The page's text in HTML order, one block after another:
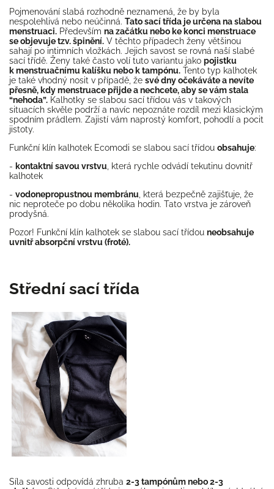
Pojmenování slabá rozhodně neznamená, že by byla
nespolehlivá nebo neúčinná. Tato sací třída je určena na slabou
menstruaci. Především na začátku nebo ke konci menstruace
se objevuje tzv. špinění. V těchto případech ženy většinou
sahají po intimních vložkách. Jejich savost se rovná naší slabé
sací třídě. Ženy také často volí tuto variantu jako pojistku
k menstruačnímu kalíšku nebo k tampónu. Tento typ kalhotek
je také vhodný nosit v případě, že své dny očekáváte a nevíte
přesně, kdy menstruace přijde a nechcete, aby se vám stala
“nehoda”. Kalhotky se slabou sací třídou vás v takových
situacích skvěle podrží a navíc nepoznáte rozdíl mezi klasickým
spodním prádlem. Zajistí vám naprostý komfort, pohodlí a pocit
jistoty.
Funkční klín kalhotek Ecomodi se slabou sací třídou obsahuje:
- kontaktní savou vrstvu , která rychle odvádí tekutinu dovnitř
kalhotek
- vodonepropustnou membránu , která bezpečně zajišťuje, že
nic neproteče po dobu několika hodin. Tato vrstva je zároveň
prodyšná.
Pozor! Funkční klín kalhotek se slabou sací třídou neobsahuje
uvnitř absorpční vrstvu (froté).
Střední sací třída
Síla savosti odpovídá zhruba 2-3 tampónům nebo 2-3